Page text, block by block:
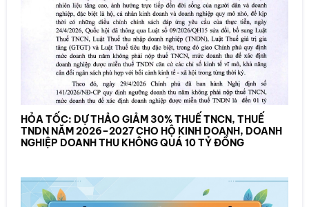
HỎA TỐC: DỰ THẢO GIẢM 30% THUẾ TNCN, THUẾ
TNDN NĂM 2026–2027 CHO HỘ KINH DOANH, DOANH
NGHIỆP DOANH THU KHÔNG QUÁ 10 TỶ ĐỒNG